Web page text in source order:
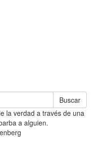
Buscar
la verdad a través de una
a alguien.